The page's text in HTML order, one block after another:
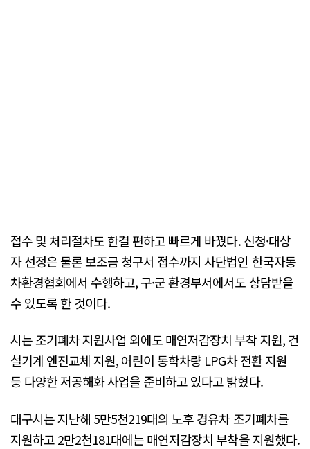
접수 및 처리절차도 한결 편하고 빠르게 바꿨다. 신청·대상
자 선정은 물론 보조금 청구서 접수까지 사단법인 한국자동
차환경협회에서 수행하고, 구·군 환경부서에서도 상담받을
수 있도록 한 것이다.
시는 조기폐차 지원사업 외에도 매연저감장치 부착 지원, 건
설기계 엔진교체 지원, 어린이 통학차량 LPG차 전환 지원
등 다양한 저공해화 사업을 준비하고 있다고 밝혔다.
대구시는 지난해 5만5천219대의 노후 경유차 조기폐차를
지원하고 2만2천181대에는 매연저감장치 부착을 지원했다.